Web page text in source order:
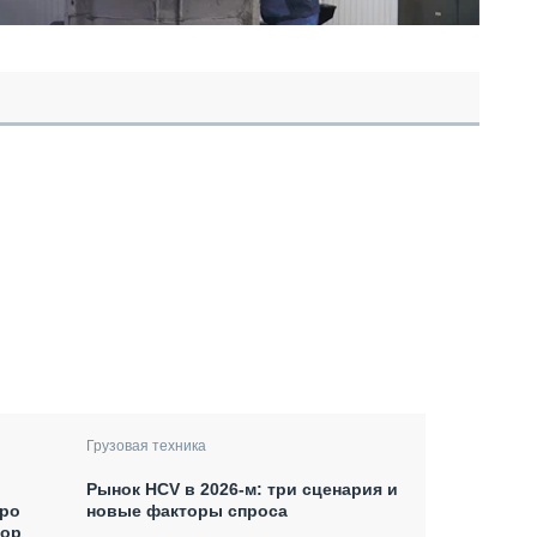
Грузовая техника
Рынок HCV в 2026-м: три сценария и
новые факторы спроса